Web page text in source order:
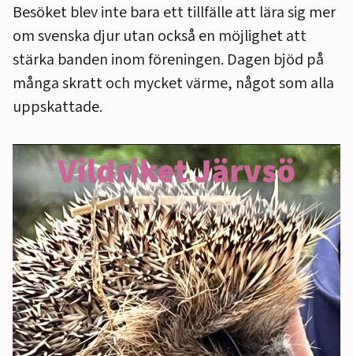
Besöket blev inte bara ett tillfälle att lära sig mer
om svenska djur utan också en möjlighet att
stärka banden inom föreningen. Dagen bjöd på
många skratt och mycket värme, något som alla
uppskattade.